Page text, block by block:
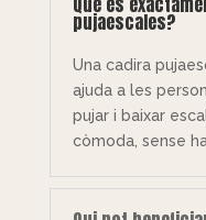
pujaescales?
Una cadira
ajuda a les
pujar i baixar
còmoda, sense